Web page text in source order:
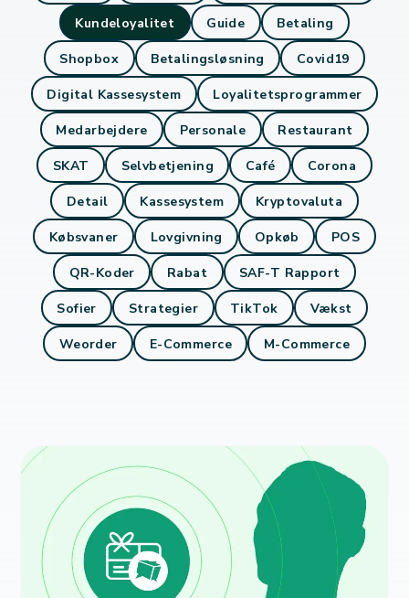
Kundeloyalitet Guide Betaling
Shopbox Betalingsløsning Covid19
Digital Kassesystem Loyalitetsprogrammer
Medarbejdere Personale Restaurant
SKAT Selvbetjening Café Corona
Detail Kassesystem Kryptovaluta
Købsvaner Lovgivning Opkøb POS
QR-Koder Rabat SAF-T Rapport
Sofier Strategier TikTok Vækst
Weorder E-Commerce M-Commerce